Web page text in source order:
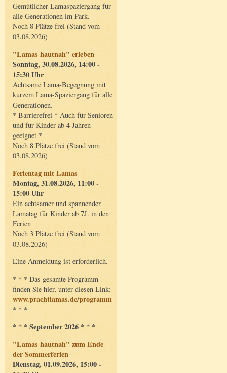
Gemütlicher Lamaspaziergang für
alle Generationen im Park.
Noch 8 Plätze frei (Stand vom
03.08.2026)
"Lamas hautnah" erleben
Sonntag, 30.08.2026, 14:00 -
15:30 Uhr
Achtsame Lama-Begegnung mit
kurzem Lama-Spaziergang für alle
Generationen.
* Barrierefrei * Auch für Senioren
und für Kinder ab 4 Jahren
geeignet *
Noch 8 Plätze frei (Stand vom
03.08.2026)
Ferientag mit Lamas
Montag, 31.08.2026, 11:00 -
15:00 Uhr
Ein achtsamer und spannender
Lamatag für Kinder ab 7J. in den
Ferien
Noch 3 Plätze frei (Stand vom
03.08.2026)
Eine Anmeldung ist erforderlich.
* * * Das gesamte Programm
finden Sie hier, unter diesen Link:
www.prachtlamas.de/programm
* * *
* * * September 2026 * * *
"Lamas hautnah" zum Ende
der Sommerferien
Dienstag, 01.09.2026, 15:00 -